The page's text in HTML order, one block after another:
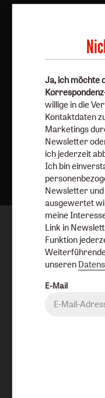
Ja, ich möchte
willige in die
Kontaktdaten
Marketings
Newsletter
ich jederzeit
Ich bin
Newsletter
ausgewertet
meine
Link in
Funktion
unseren
E-Mail